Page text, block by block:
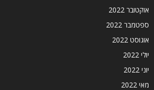
אוקטובר 2022
ספטמבר 2022
אוגוסט 2022
יולי 2022
יוני 2022
מאי 2022